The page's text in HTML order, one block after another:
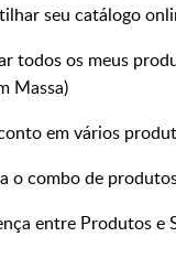
seu catálogo
todos os meus
Massa)
em vários
o combo de
entre Produtos e